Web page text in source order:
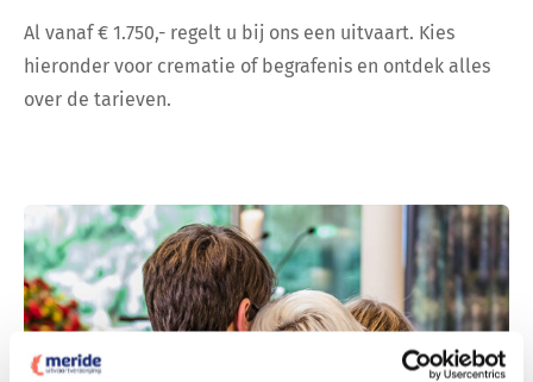
Al vanaf € 1.750,- regelt u bij ons een uitvaart. Kies
hieronder voor crematie of begrafenis en ontdek alles
over de tarieven.
Bekijk tarieven voor crematie